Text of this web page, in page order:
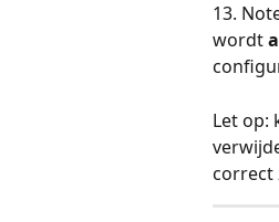
13.
wordt
Let op:
correct